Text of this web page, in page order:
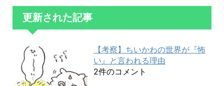
更新された記事
【考察】ちいかわの世界が『怖
い』と言われる理由
2件のコメント